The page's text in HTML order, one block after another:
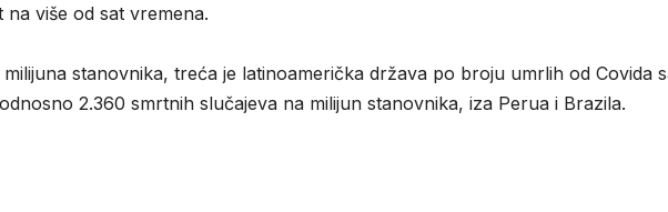
više od sat vremena.
stanovnika, treća je latinoamerička država po broju umrlih od Covida
2.360 smrtnih slučajeva na milijun stanovnika, iza Perua i Brazila.